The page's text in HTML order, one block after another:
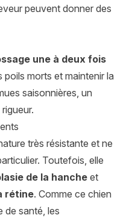
peuvent donner des
une à deux fois
poils morts et maintenir la
saisonnières, un
très résistante et ne
Toutefois, elle
de la hancheet
rétine. Comme ce chien
de santé, les